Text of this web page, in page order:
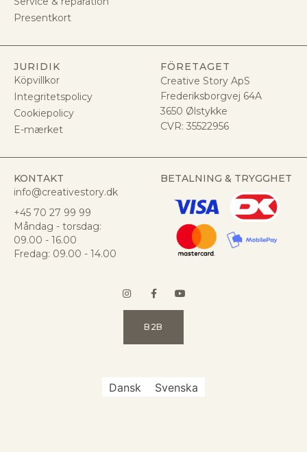
Presentkort
JURIDIK
Köpvillkor
Integritetspolicy
Cookiepolicy
E-mærket
FÖRETAGET
Creative Story ApS
Frederiksborgvej 64A
3650 Ølstykke
CVR: 35522956
KONTAKT
info@creativestory.dk
+45 70 27 99 99
Måndag - torsdag:
09.00 - 16.00
Fredag: 09.00 - 14.00
BETALNING & TRYGGHET
B2B
Dansk Svenska